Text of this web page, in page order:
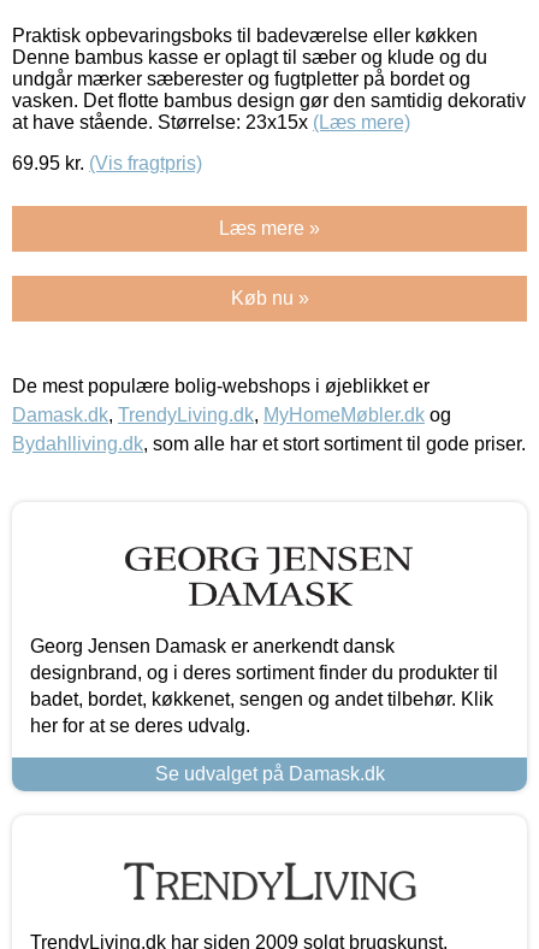
Praktisk opbevaringsboks til badeværelse eller køkken
Denne bambus kasse er oplagt til sæber og klude og du
undgår mærker sæberester og fugtpletter på bordet og
vasken. Det flotte bambus design gør den samtidig dekorativ
at have stående. Størrelse: 23x15x (Læs mere)
69.95 kr. (Vis fragtpris)
Læs mere »
Køb nu »
De mest populære bolig-webshops i øjeblikket er
Damask.dk, TrendyLiving.dk, MyHomeMøbler.dk og
Bydahlliving.dk, som alle har et stort sortiment til gode priser.
Georg Jensen Damask er anerkendt dansk
designbrand, og i deres sortiment finder du produkter til
badet, bordet, køkkenet, sengen og andet tilbehør. Klik
her for at se deres udvalg.
Se udvalget på Damask.dk
TrendyLiving.dk har siden 2009 solgt brugskunst,